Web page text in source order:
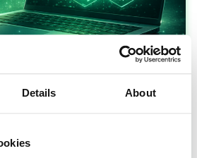
Details About
a hang újra stratégiai eszköz
generációs modellek képesek